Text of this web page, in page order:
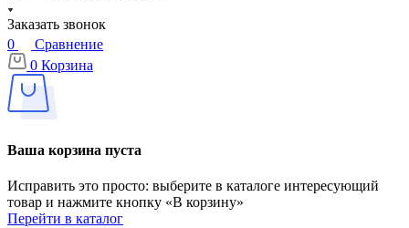
Заказать звонок
0
Сравнение
0 Корзина
Ваша корзина пуста
Исправить это просто: выберите в каталоге интересующий
товар и нажмите кнопку «В корзину»
Перейти в каталог